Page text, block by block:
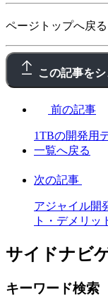
ページトップへ戻る
この記事を
前の記事
1TBの開発用
一覧へ戻る
次の記事
アジャイル開
ト・デメリッ
サイドナビ
キーワード検索